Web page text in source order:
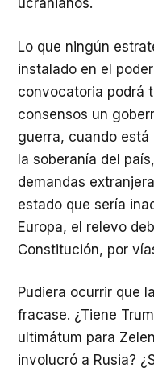
ucranianos.
Lo que ningún
instalado en el
convocatoria podrá
consensos un
guerra, cuando
la soberanía del
demandas
estado que sería
Europa, el relevo
Constitución, por
Pudiera ocurrir que
fracase. ¿Tiene
ultimátum para
involucró a Rusia?